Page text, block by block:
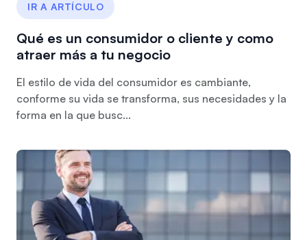
IR A ARTÍCULO
Qué es un consumidor o cliente y como
atraer más a tu negocio
El estilo de vida del consumidor es cambiante,
conforme su vida se transforma, sus necesidades y la
forma en la que busc...